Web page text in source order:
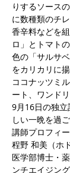
りするソース
に数種類のチ
香辛料などを
ロ」とトマト
色の「サルサ
をカリカリに
ココナッツミ
ート、ワンド
9月16日の独
しい一晩を過
講師プロフィ
程野 和美（ホ
医学部博士・
ンチエイジン